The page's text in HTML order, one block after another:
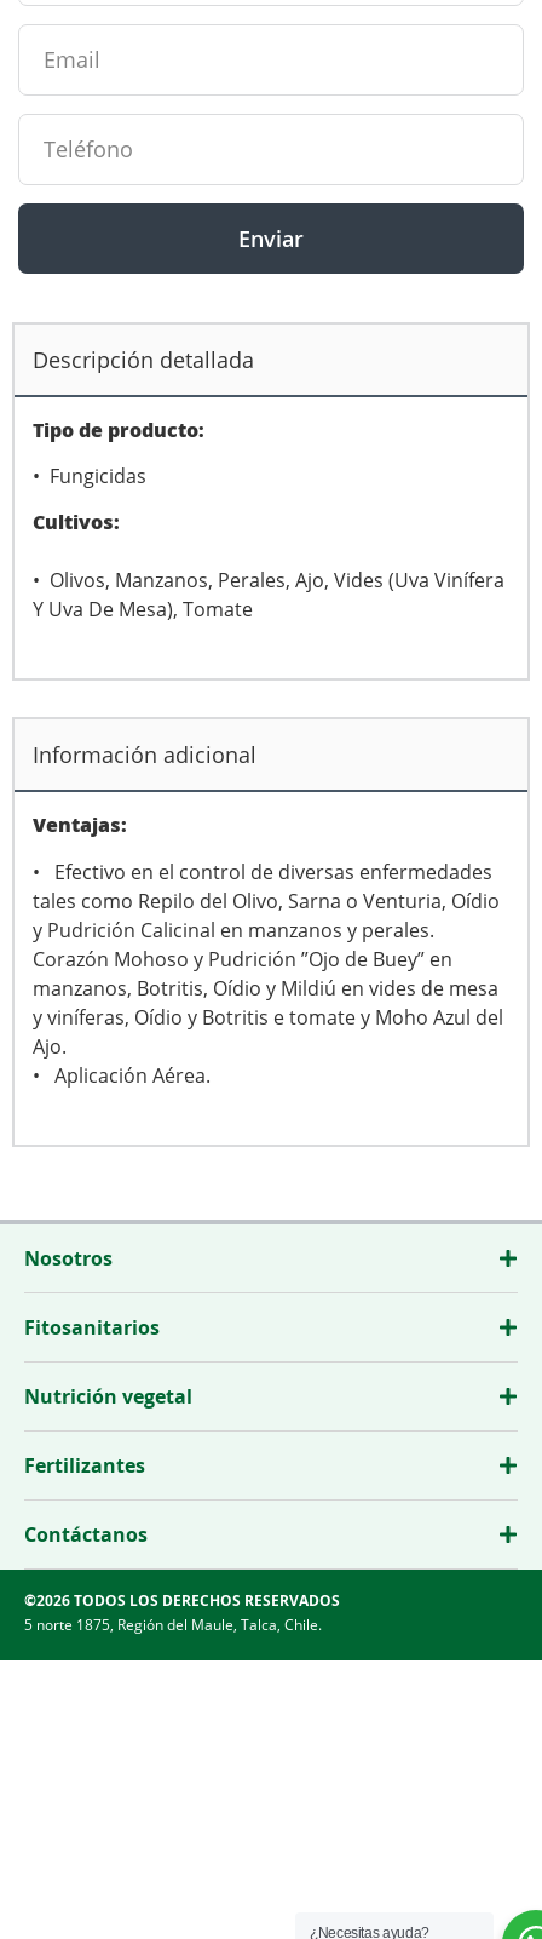
Enviar
Descripción detallada
Tipo de producto:
• Fungicidas
Cultivos:
• Olivos, Manzanos, Perales, Ajo, Vides (Uva Vinífera
Y Uva De Mesa), Tomate
Información adicional
Ventajas:
• Efectivo en el control de diversas enfermedades
tales como Repilo del Olivo, Sarna o Venturia, Oídio
y Pudrición Calicinal en manzanos y perales.
Corazón Mohoso y Pudrición ”Ojo de Buey” en
manzanos, Botritis, Oídio y Mildiú en vides de mesa
y viníferas, Oídio y Botritis e tomate y Moho Azul del
Ajo.
• Aplicación Aérea.
Nosotros
Fitosanitarios
Nutrición vegetal
Fertilizantes
Contáctanos
©2026 TODOS LOS DERECHOS RESERVADOS
5 norte 1875, Región del Maule, Talca, Chile.
¿Necesitas ayuda?